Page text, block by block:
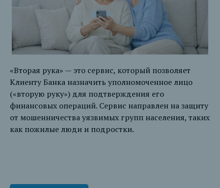
«Вторая рука» — это сервис, который позволяет
Клиенту Банка назначить уполномоченное лицо
(«вторую руку») для подтверждения его
финансовых операций. Сервис направлен на защиту
от мошенничества уязвимых групп населения, таких
как пожилые люди и подростки.